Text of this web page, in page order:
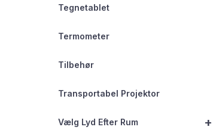
Tegnetablet
Termometer
Tilbehør
Transportabel Projektor
+
Vælg Lyd Efter Rum